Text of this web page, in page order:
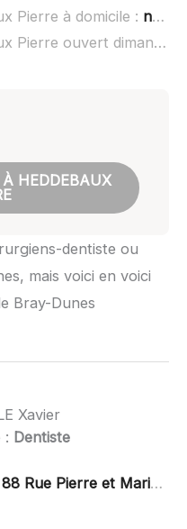
Pierre à domicile : non renseigné
Heddebaux Pierre ouvert dimanche :
HEDDEBAUX
dentiste ou
mais voici en voici
Bray-Dunes
Xavier
: Dentiste
88 Rue Pierre et Marie Curie, 59760 Grande-Synthe